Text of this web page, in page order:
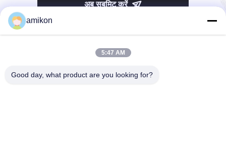
अब सबमिट करें
amikon
5:47 AM
Good day, what product are you looking for?